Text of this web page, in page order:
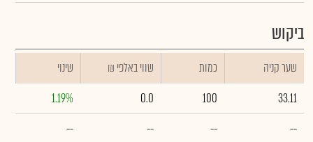
ביקוש
שער קניה כמות ₪ שווי באלפי
שינוי
33.11
100
0.0
1.19%
--
--
--
--